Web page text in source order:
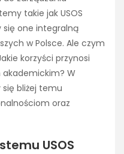
takie jak USOS
się one integralną
w Polsce. Ale czym
korzyści przynosi
W
bliżej temu
oraz
USOS